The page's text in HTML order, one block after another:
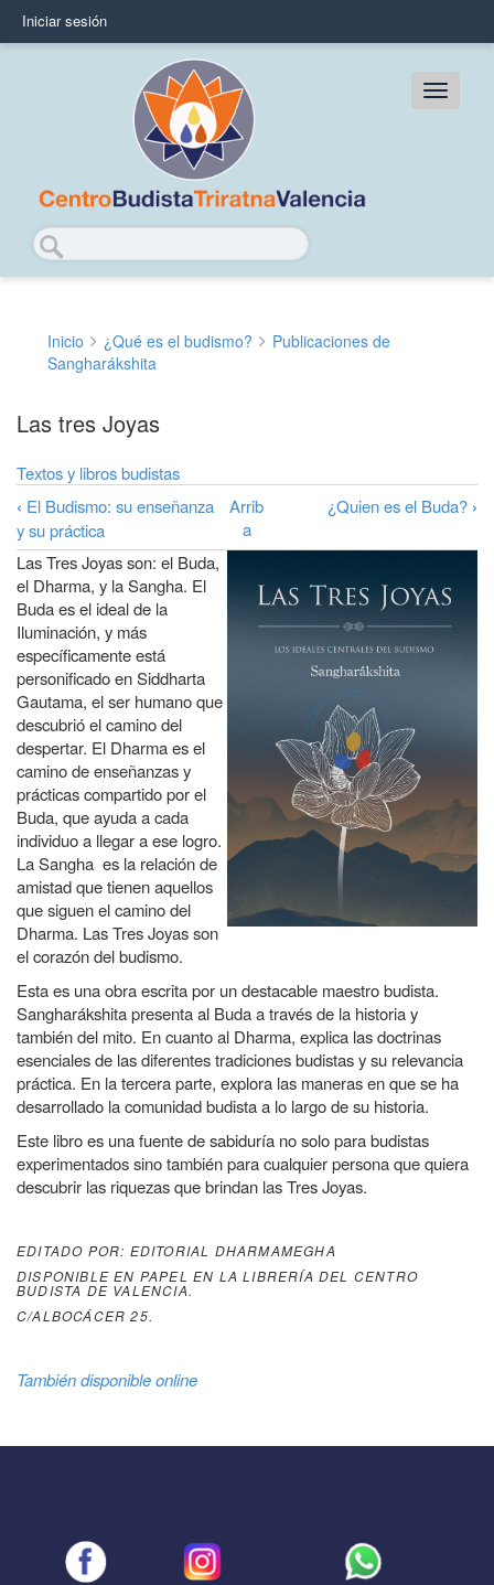
principal
User
Iniciar sesión
Main
Buscar
Sobrescribir
enlaces
de
ayuda
a
la
navegación
Inicio ¿Qué es el budismo?
Publicaciones de
Sangharákshita
Las tres Joyas
Textos y libros budistas
Enlaces
transversales
de
Book
para
Las
tres
Joyas
‹ El Budismo: su enseñanza
y su práctica
Arrib
a
¿Quien es el Buda? ›
Las Tres Joyas son: el Buda,
el Dharma, y la Sangha. El
Buda es el ideal de la
Iluminación, y más
específicamente está
personificado en Siddharta
Gauta­ma, el ser humano que
descubrió el camino del
despertar. El Dharma es el
camino de enseñanzas y
prácticas compartido por el
Buda, que ayuda a cada
individuo a llegar a ese logro.
La Sangha es la relación de
amistad que tienen aquellos
que siguen el camino del
Dharma. Las Tres Joyas son
el corazón del budismo.
Esta es una obra escrita por un destacable maestro budista.
Sangharákshita presenta al Buda a través de la historia y
también del mito. En cuanto al Dharma, explica las doctrinas
esenciales de las diferentes tradiciones budistas y su relevancia
práctica. En la tercera parte, explora las maneras en que se ha
desarrollado la comunidad budista a lo largo de su historia.
Este libro es una fuente de sabiduría no solo para budistas
experimentados sino también para cualquier persona que quiera
descubrir las riquezas que brindan las Tres Joyas.
EDITADO POR: EDITORIAL DHARMAMEGHA
DISPONIBLE EN PAPEL EN LA LIBRERÍA DEL CENTRO
BUDISTA DE VALENCIA.
C/ALBOCÁCER 25.
También disponible online